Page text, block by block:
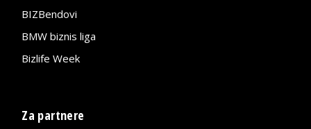
BIZBendovi
BMW biznis liga
Bizlife Week
Za partnere